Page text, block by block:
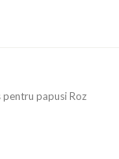
papusi Roz